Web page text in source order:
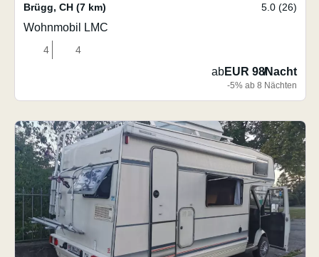
Brügg, CH (7 km) 5.0 (26)
Wohnmobil LMC
4 4
abEUR 98/Nacht
-5% ab 8 Nächten